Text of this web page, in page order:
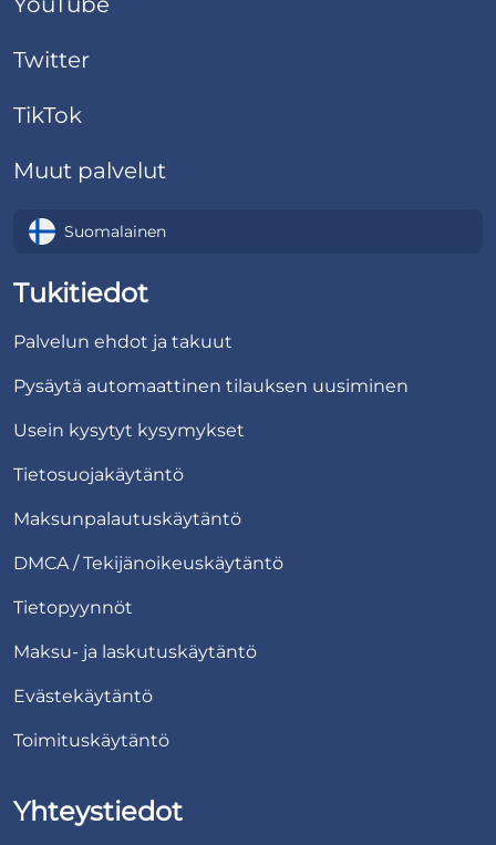
Twitter
TikTok
Muut palvelut
Suomalainen
Tukitiedot
Palvelun ehdot ja takuut
Pysäytä automaattinen tilauksen uusiminen
Usein kysytyt kysymykset
Tietosuojakäytäntö
Maksunpalautuskäytäntö
DMCA / Tekijänoikeuskäytäntö
Tietopyynnöt
Maksu- ja laskutuskäytäntö
Evästekäytäntö
Toimituskäytäntö
Yhteystiedot